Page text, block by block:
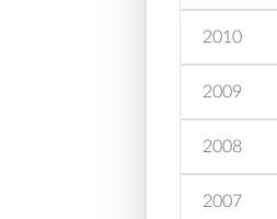
2010
2009
2008
2007